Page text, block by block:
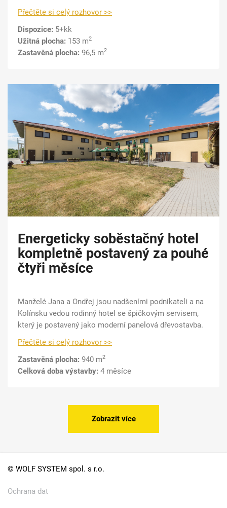
Přečtěte si celý rozhovor >>
Dispozice: 5+kk
Užitná plocha: 153 m2
Zastavěná plocha: 96,5 m2
Energeticky soběstačný hotel
kompletně postavený za pouhé
čtyři měsíce
Manželé Jana a Ondřej jsou nadšeními podnikateli a na
Kolínsku vedou rodinný hotel se špičkovým servisem,
který je postavený jako moderní panelová dřevostavba.
Přečtěte si celý rozhovor >>
Zastavěná plocha: 940 m2
Celková doba výstavby: 4 měsíce
Zobrazit více
© WOLF SYSTEM spol. s r.o.
Ochrana dat